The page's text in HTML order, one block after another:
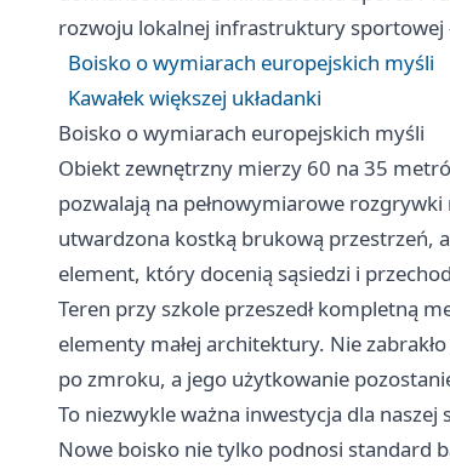
rozwoju lokalnej infrastruktury sportowej
Boisko o wymiarach europejskich myśli
Kawałek większej układanki
Boisko o wymiarach europejskich myśli
Obiekt zewnętrzny mierzy 60 na 35
pozwalają na pełnowymiarowe
utwardzona kostką brukową przestrzeń,
element, który docenią sąsiedzi i
Teren przy szkole przeszedł kompletną
elementy małej architektury. Nie
po zmroku, a jego użytkowanie
To niezwykle ważna inwestycja dla naszej
Nowe boisko nie tylko podnosi standard